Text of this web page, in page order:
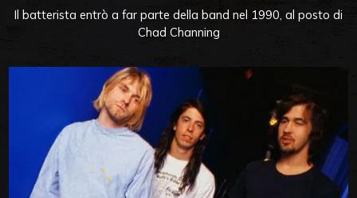
Il batterista entrò a far parte della band nel 1990, al posto di
Chad Channing